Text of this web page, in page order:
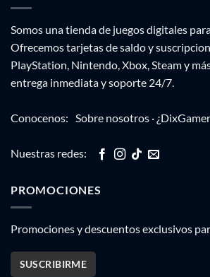
Somos una tienda de juegos digitales
Ofrecemos tarjetas de saldo y
PlayStation, Nintendo, Xbox, Steam y
entrega inmediata y soporte 24/7.
Conocenos: Sobre nosotros ·
Nuestras redes:
PROMOCIONES
Promociones y descuentos exclusivos
SUSCRIBIRME